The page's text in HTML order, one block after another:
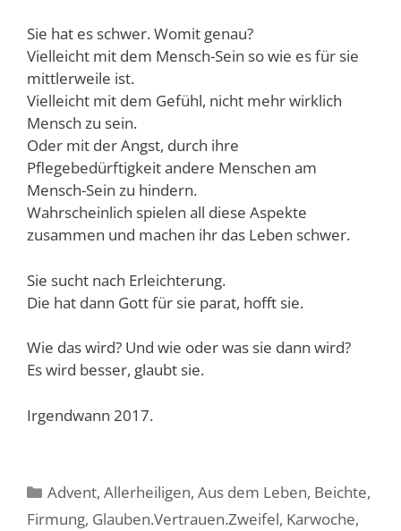
Sie hat es schwer. Womit genau?
Vielleicht mit dem Mensch-Sein so wie es für sie
mittlerweile ist.
Vielleicht mit dem Gefühl, nicht mehr wirklich
Mensch zu sein.
Oder mit der Angst, durch ihre
Pflegebedürftigkeit andere Menschen am
Mensch-Sein zu hindern.
Wahrscheinlich spielen all diese Aspekte
zusammen und machen ihr das Leben schwer.
Sie sucht nach Erleichterung.
Die hat dann Gott für sie parat, hofft sie.
Wie das wird? Und wie oder was sie dann wird?
Es wird besser, glaubt sie.
Irgendwann 2017.
Kategorien
Advent,Allerheiligen,Aus dem Leben, Beichte,
Firmung, Glauben.Vertrauen.Zweifel, Karwoche,